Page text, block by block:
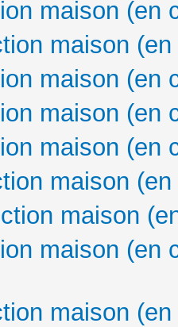
maison (en
maison
maison (en
maison (en
maison (en
maison
maison
maison (en
maison